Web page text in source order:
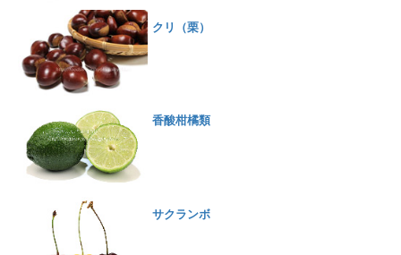
クリ（栗）
香酸柑橘類
サクランボ